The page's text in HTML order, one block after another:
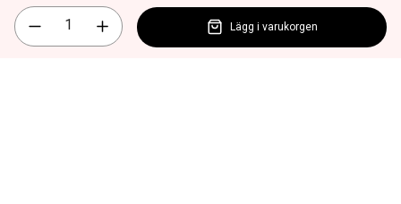
Lägg i varukorgen